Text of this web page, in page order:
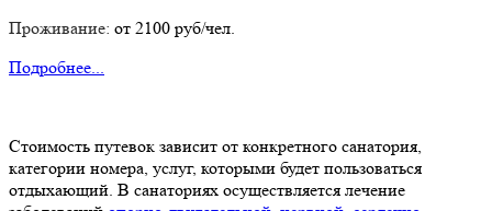
Проживание: от 2100 руб/чел.
Подробнее...
Стоимость путевок зависит от конкретного санатория,
категории номера, услуг, которыми будет пользоваться
отдыхающий. В санаториях осуществляется лечение